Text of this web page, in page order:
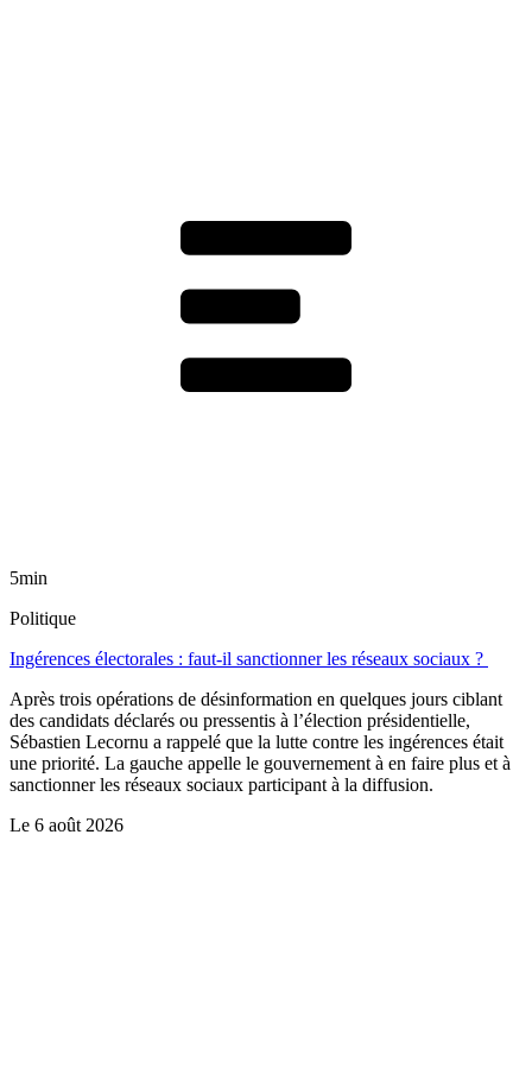
5min
Politique
Ingérences électorales : faut-il sanctionner les réseaux sociaux ?
Après trois opérations de désinformation en quelques jours ciblant
des candidats déclarés ou pressentis à l’élection présidentielle,
Sébastien Lecornu a rappelé que la lutte contre les ingérences était
une priorité. La gauche appelle le gouvernement à en faire plus et à
sanctionner les réseaux sociaux participant à la diffusion.
Le 6 août 2026